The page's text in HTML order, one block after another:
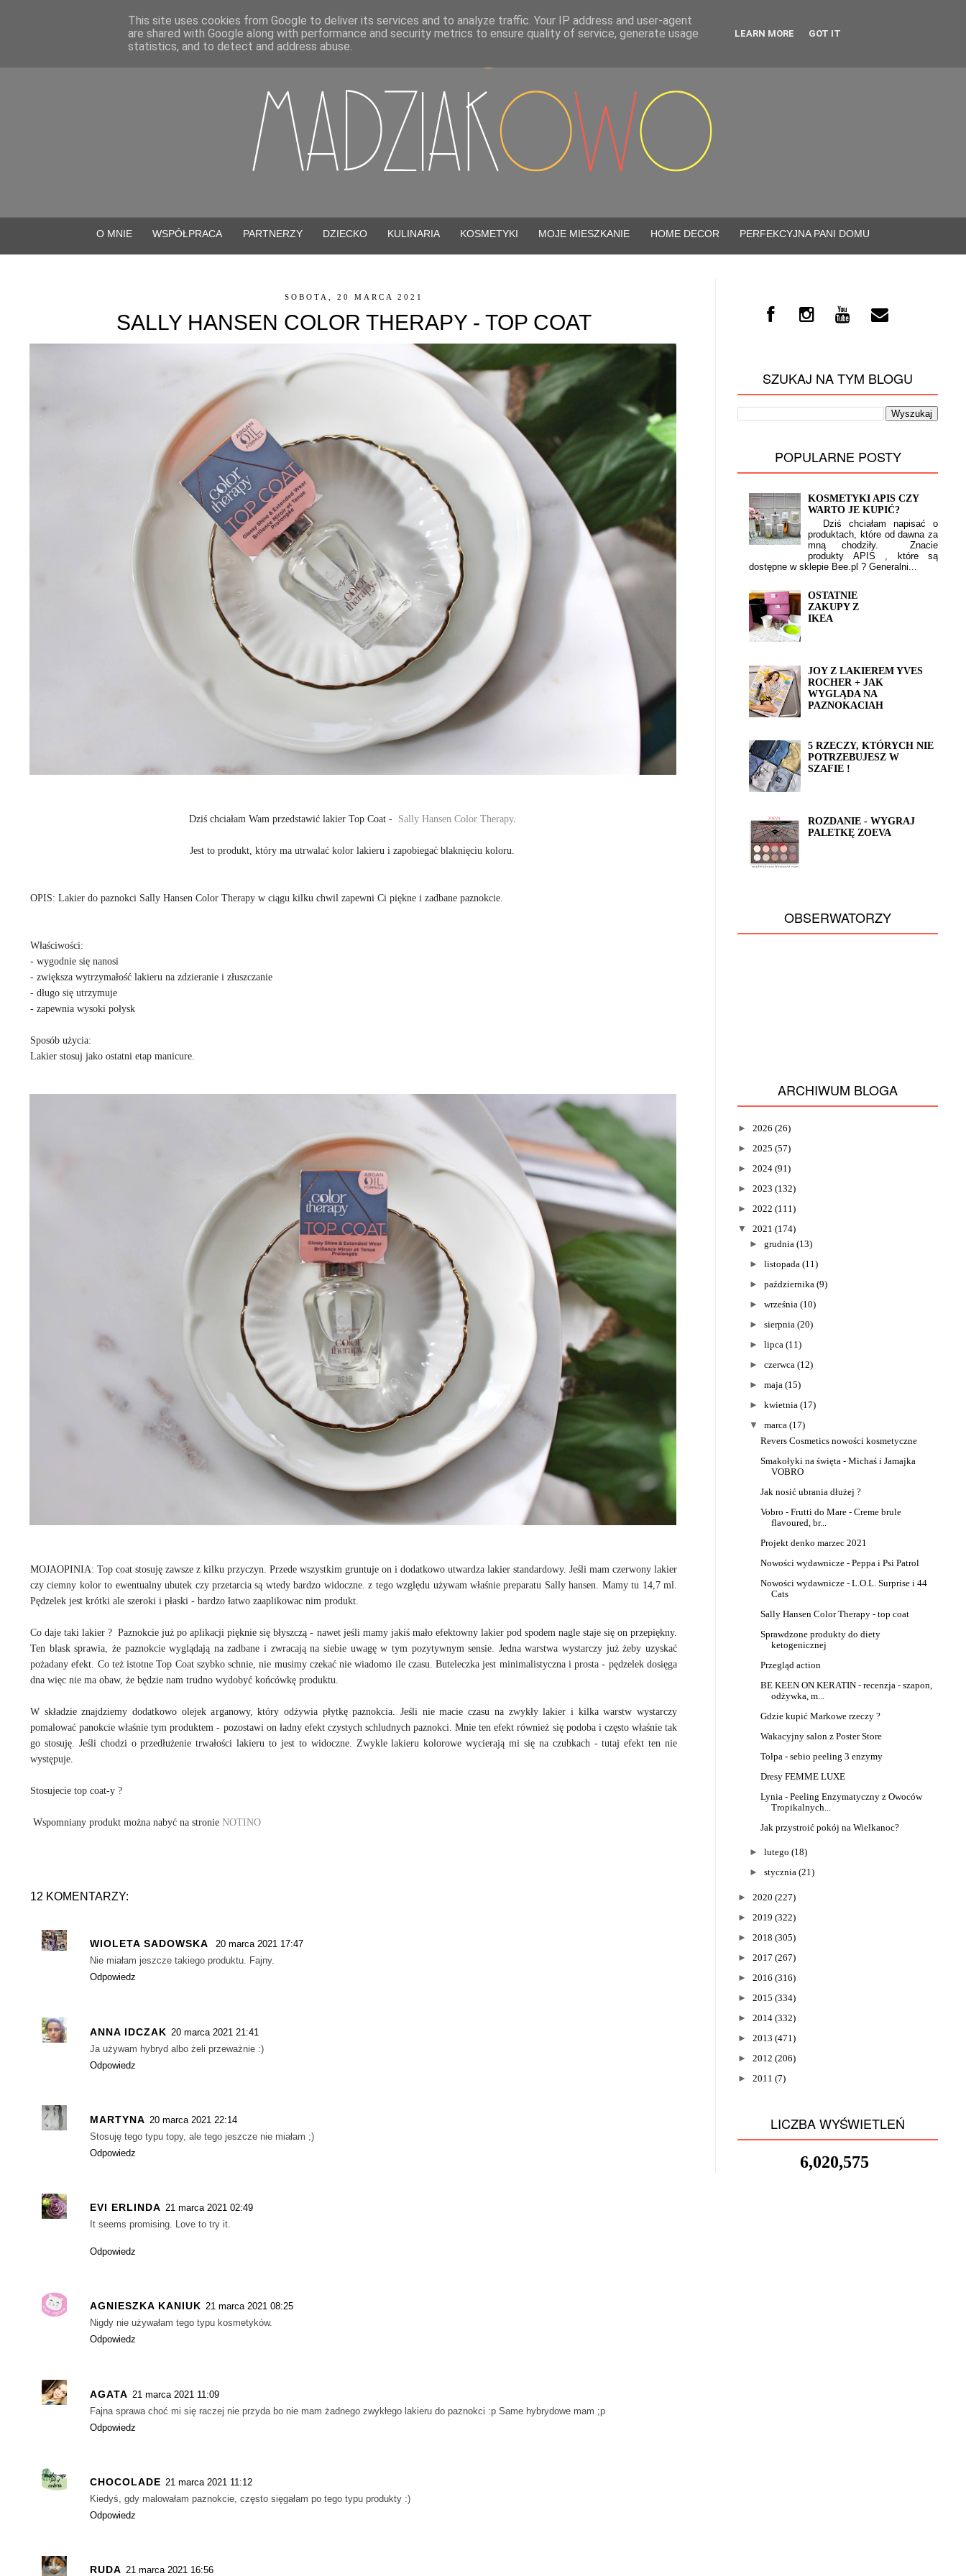
O MNIE WSPÓŁPRACA PARTNERZY DZIECKO KULINARIA KOSMETYKI MOJE MIESZKANIE HOME DECOR PERFEKCYJNA PANI DOMU
SOBOTA, 20 MARCA 2021
SALLY HANSEN COLOR THERAPY - TOP COAT
Dziś chciałam Wam przedstawić lakier Top Coat - Sally Hansen Color Therapy.
Jest to produkt, który ma utrwalać kolor lakieru i zapobiegać blaknięciu koloru.
OPIS: Lakier do paznokci Sally Hansen Color Therapy w ciągu kilku chwil zapewni Ci piękne i zadbane paznokcie.
Właściwości:
- wygodnie się nanosi
- zwiększa wytrzymałość lakieru na zdzieranie i złuszczanie
- długo się utrzymuje
- zapewnia wysoki połysk
Sposób użycia:
Lakier stosuj jako ostatni etap manicure.
MOJAOPINIA: Top coat stosuję zawsze z kilku przyczyn. Przede wszystkim gruntuje on i dodatkowo utwardza lakier standardowy. Jeśli mam czerwony lakier
czy ciemny kolor to ewentualny ubutek czy przetarcia są wtedy bardzo widoczne. z tego względu używam właśnie preparatu Sally hansen. Mamy tu 14,7 ml.
Pędzelek jest krótki ale szeroki i płaski - bardzo łatwo zaaplikowac nim produkt.
Co daje taki lakier ? Paznokcie już po aplikacji pięknie się błyszczą - nawet jeśli mamy jakiś mało efektowny lakier pod spodem nagle staje się on przepiękny.
Ten blask sprawia, że paznokcie wyglądają na zadbane i zwracają na siebie uwagę w tym pozytywnym sensie. Jedna warstwa wystarczy już żeby uzyskać
pożadany efekt. Co też istotne Top Coat szybko schnie, nie musimy czekać nie wiadomo ile czasu. Buteleczka jest minimalistyczna i prosta - pędzelek dosięga
dna więc nie ma obaw, że będzie nam trudno wydobyć końcówkę produktu.
W składzie znajdziemy dodatkowo olejek arganowy, który odżywia płytkę paznokcia. Jeśli nie macie czasu na zwykły lakier i kilka warstw wystarczy
pomalować panokcie właśnie tym produktem - pozostawi on ładny efekt czystych schludnych paznokci. Mnie ten efekt również się podoba i często właśnie tak
go stosuję. Jeśli chodzi o przedłużenie trwałości lakieru to jest to widoczne. Zwykle lakieru kolorowe wycierają mi się na czubkach - tutaj efekt ten nie
występuje.
Stosujecie top coat-y ?
Wspomniany produkt można nabyć na stronie NOTINO
12 KOMENTARZY:
WIOLETA SADOWSKA
20 marca 2021 17:47
Nie miałam jeszcze takiego produktu. Fajny.
Odpowiedz
ANNA IDCZAK 20 marca 2021 21:41
Ja używam hybryd albo żeli przeważnie :)
Odpowiedz
MARTYNA 20 marca 2021 22:14
Stosuję tego typu topy, ale tego jeszcze nie miałam ;)
Odpowiedz
EVI ERLINDA 21 marca 2021 02:49
It seems promising. Love to try it.
Odpowiedz
AGNIESZKA KANIUK 21 marca 2021 08:25
Nigdy nie używałam tego typu kosmetyków.
Odpowiedz
AGATA 21 marca 2021 11:09
Fajna sprawa choć mi się raczej nie przyda bo nie mam żadnego zwykłego lakieru do paznokci :p Same hybrydowe mam ;p
Odpowiedz
CHOCOLADE 21 marca 2021 11:12
Kiedyś, gdy malowałam paznokcie, często sięgałam po tego typu produkty :)
Odpowiedz
RUDA 21 marca 2021 16:56
SZUKAJ NA TYM BLOGU
POPULARNE POSTY
KOSMETYKI APIS CZY
WARTO JE KUPIĆ?
Dziś chciałam napisać o
produktach, które od dawna za
mną chodziły. Znacie
produkty APIS , które są
dostępne w sklepie Bee.pl ? Generalni...
OSTATNIE
ZAKUPY Z
IKEA
JOY Z LAKIEREM YVES
ROCHER + JAK
WYGLĄDA NA
PAZNOKACIAH
5 RZECZY, KTÓRYCH NIE
POTRZEBUJESZ W
SZAFIE !
ROZDANIE - WYGRAJ
PALETKĘ ZOEVA
OBSERWATORZY
ARCHIWUM BLOGA
► 2026 (26)
► 2025 (57)
► 2024 (91)
► 2023 (132)
► 2022 (111)
▼
2021 (174)
► grudnia (13)
► listopada (11)
► października (9)
► września (10)
► sierpnia (20)
► lipca (11)
► czerwca (12)
► maja (15)
► kwietnia (17)
▼
marca (17)
Revers Cosmetics nowości kosmetyczne
Smakołyki na święta - Michaś i Jamajka
VOBRO
Jak nosić ubrania dłużej ?
Vobro - Frutti do Mare - Creme brule
flavoured, br...
Projekt denko marzec 2021
Nowości wydawnicze - Peppa i Psi Patrol
Nowości wydawnicze - L.O.L. Surprise i 44
Cats
Sally Hansen Color Therapy - top coat
Sprawdzone produkty do diety
ketogenicznej
Przegląd action
BE KEEN ON KERATIN - recenzja - szapon,
odżywka, m...
Gdzie kupić Markowe rzeczy ?
Wakacyjny salon z Poster Store
Tołpa - sebio peeling 3 enzymy
Dresy FEMME LUXE
Lynia - Peeling Enzymatyczny z Owoców
Tropikalnych...
Jak przystroić pokój na Wielkanoc?
► lutego (18)
► stycznia (21)
► 2020 (227)
► 2019 (322)
► 2018 (305)
► 2017 (267)
► 2016 (316)
► 2015 (334)
► 2014 (332)
► 2013 (471)
► 2012 (206)
► 2011 (7)
LICZBA WYŚWIETLEŃ
6,020,575
This site uses cookies from Google to deliver its services and to analyze traffic. Your IP address and user-agent
are shared with Google along with performance and security metrics to ensure quality of service, generate usage
statistics, and to detect and address abuse.
LEARN MORE GOT IT